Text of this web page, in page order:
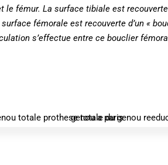
le fémur. La surface tibiale est
fémorale est recouverte d’un «
s’effectue entre ce bouclier